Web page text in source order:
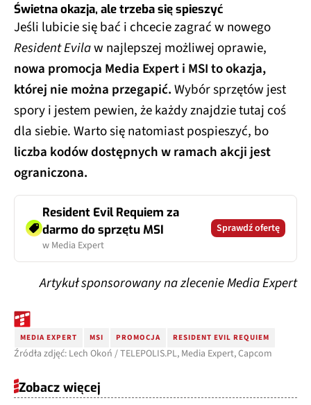
Świetna okazja, ale trzeba się spieszyć
Jeśli lubicie się bać i chcecie zagrać w nowego
Resident Evilaw najlepszej możliwej oprawie,
nowa promocja Media Expert i MSI to okazja,
której nie można przegapić.Wybór sprzętów jest
spory i jestem pewien, że każdy znajdzie tutaj coś
dla siebie. Warto się natomiast pospieszyć, bo
liczba kodów dostępnych w ramach akcji jest
ograniczona.
Resident Evil Requiem za
darmo do sprzętu MSI
w Media Expert
Sprawdź ofertę
Artykuł sponsorowany na zlecenie Media Expert
MEDIA EXPERT MSI PROMOCJA RESIDENT EVIL REQUIEM
Źródła zdjęć: Lech Okoń / TELEPOLIS.PL, Media Expert, Capcom
Zobacz więcej